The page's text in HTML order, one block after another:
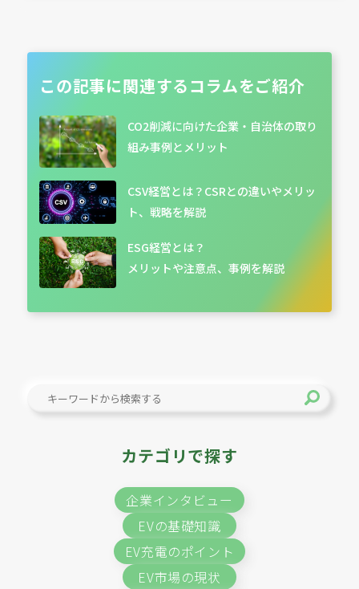
この記事に関連するコラムをご紹介
CO2削減に向けた企業・自治体の取り
組み事例とメリット
CSV経営とは？CSRとの違いやメリッ
ト、戦略を解説
ESG経営とは？
メリットや注意点、事例を解説
カテゴリで探す
企業インタビュー
EVの基礎知識
EV充電のポイント
EV市場の現状